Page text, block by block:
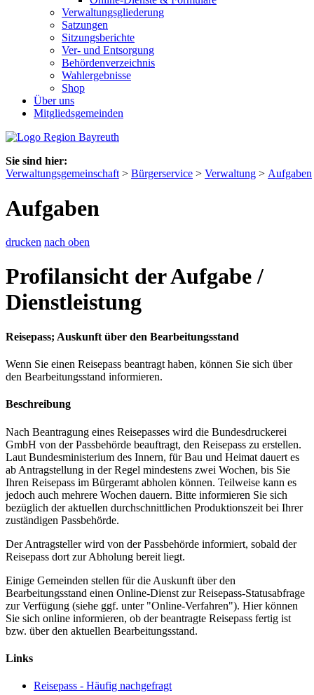
Verwaltungsgliederung
Satzungen
Sitzungsberichte
Ver- und Entsorgung
Behördenverzeichnis
Wahlergebnisse
Shop
Über uns
Mitgliedsgemeinden
Sie sind hier:
Verwaltungsgemeinschaft > Bürgerservice > Verwaltung > Aufgaben
Aufgaben
drucken nach oben
Profilansicht der Aufgabe /
Dienstleistung
Reisepass; Auskunft über den Bearbeitungsstand
Wenn Sie einen Reisepass beantragt haben, können Sie sich über
den Bearbeitungsstand informieren.
Beschreibung
Nach Beantragung eines Reisepasses wird die Bundesdruckerei
GmbH von der Passbehörde beauftragt, den Reisepass zu erstellen.
Laut Bundesministerium des Innern, für Bau und Heimat dauert es
ab Antragstellung in der Regel mindestens zwei Wochen, bis Sie
Ihren Reisepass im Bürgeramt abholen können. Teilweise kann es
jedoch auch mehrere Wochen dauern. Bitte informieren Sie sich
bezüglich der aktuellen durchschnittlichen Produktionszeit bei Ihrer
zuständigen Passbehörde.
Der Antragsteller wird von der Passbehörde informiert, sobald der
Reisepass dort zur Abholung bereit liegt.
Einige Gemeinden stellen für die Auskunft über den
Bearbeitungsstand einen Online-Dienst zur Reisepass-Statusabfrage
zur Verfügung (siehe ggf. unter "Online-Verfahren"). Hier können
Sie sich online informieren, ob der beantragte Reisepass fertig ist
bzw. über den aktuellen Bearbeitungsstand.
Links
Reisepass - Häufig nachgefragt